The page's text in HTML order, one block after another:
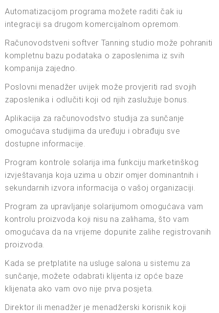
Automatizacijom programa možete raditi čak iu
integraciji sa drugom komercijalnom opremom.
Računovodstveni softver Tanning studio može pohraniti
kompletnu bazu podataka o zaposlenima iz svih
kompanija zajedno.
Poslovni menadžer uvijek može provjeriti rad svojih
zaposlenika i odlučiti koji od njih zaslužuje bonus.
Aplikacija za računovodstvo studija za sunčanje
omogućava studijima da uređuju i obrađuju sve
dostupne informacije.
Program kontrole solarija ima funkciju marketinškog
izvještavanja koja uzima u obzir omjer dominantnih i
sekundarnih izvora informacija o vašoj organizaciji.
Program za upravljanje solarijumom omogućava vam
kontrolu proizvoda koji nisu na zalihama, što vam
omogućava da na vrijeme dopunite zalihe registrovanih
proizvoda.
Kada se pretplatite na usluge salona u sistemu za
sunčanje, možete odabrati klijenta iz opće baze
klijenata ako vam ovo nije prva posjeta.
Direktor ili menadžer je menadžerski korisnik koji